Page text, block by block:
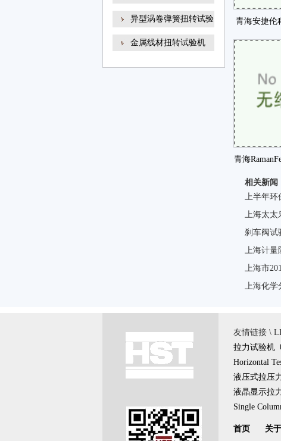
异型涡卷弹簧扭转试验
金属线材扭转试验机
青海安捷伦
青海
相关新闻
上半年
上海太
刹车阀试
上海计
上海市
上海化
友情链接 \
拉力试验机
Horizontal
液压式拉压
液晶显示拉
Single
首页 关